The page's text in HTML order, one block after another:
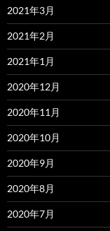
2021年3月
2021年2月
2021年1月
2020年12月
2020年11月
2020年10月
2020年9月
2020年8月
2020年7月